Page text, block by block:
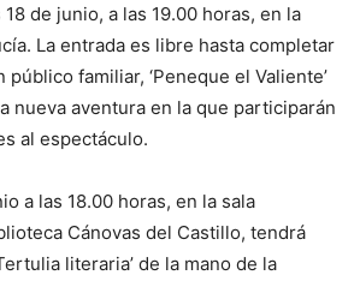
18 de junio, a las 19.00 horas, en la
La entrada es libre hasta completar
familiar, ‘Peneque el Valiente’
nueva aventura en la que participarán
al espectáculo.
a las 18.00 horas, en la sala
Cánovas del Castillo, tendrá
literaria’ de la mano de la